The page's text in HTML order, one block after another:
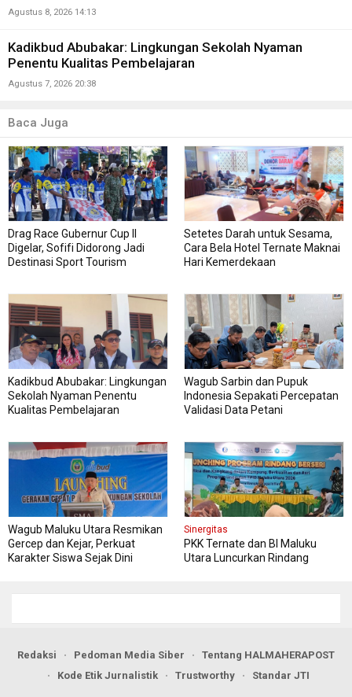
Agustus 8, 2026 14:13
Kadikbud Abubakar: Lingkungan Sekolah Nyaman
Penentu Kualitas Pembelajaran
Agustus 7, 2026 20:38
Baca Juga
Drag Race Gubernur Cup II
Digelar, Sofifi Didorong Jadi
Destinasi Sport Tourism
Setetes Darah untuk Sesama,
Cara Bela Hotel Ternate Maknai
Hari Kemerdekaan
Kadikbud Abubakar: Lingkungan
Sekolah Nyaman Penentu
Kualitas Pembelajaran
Wagub Sarbin dan Pupuk
Indonesia Sepakati Percepatan
Validasi Data Petani
Wagub Maluku Utara Resmikan
Gercep dan Kejar, Perkuat
Karakter Siswa Sejak Dini
Sinergitas
PKK Ternate dan BI Maluku
Utara Luncurkan Rindang
Redaksi Pedoman Media Siber
Tentang HALMAHERAPOST
Kode Etik Jurnalistik
Trustworthy Standar JTI